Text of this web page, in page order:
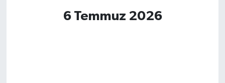
6 Temmuz 2026